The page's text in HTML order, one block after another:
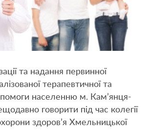
та надання первинної
терапевтичної та
населенню м. Кам’янця-
говорити під час колегії
здоров’я Хмельницької